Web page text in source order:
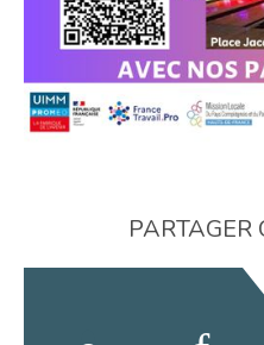
PARTAGER